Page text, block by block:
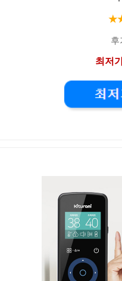
후
최저